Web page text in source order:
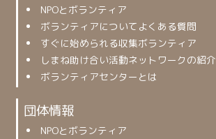
NPOとボランティア
ボランティアについてよくある質問
すぐに始められる収集ボランティア
しまね助け合い活動ネットワークの紹介
ボランティアセンターとは
団体情報
NPOとボランティア